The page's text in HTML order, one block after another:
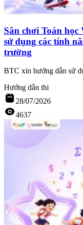
Sân chơi Toán
sử dụng các tính
trường
BTC xin hướng dẫn sử
Hướng dẫn thi
28/07/2026
4637